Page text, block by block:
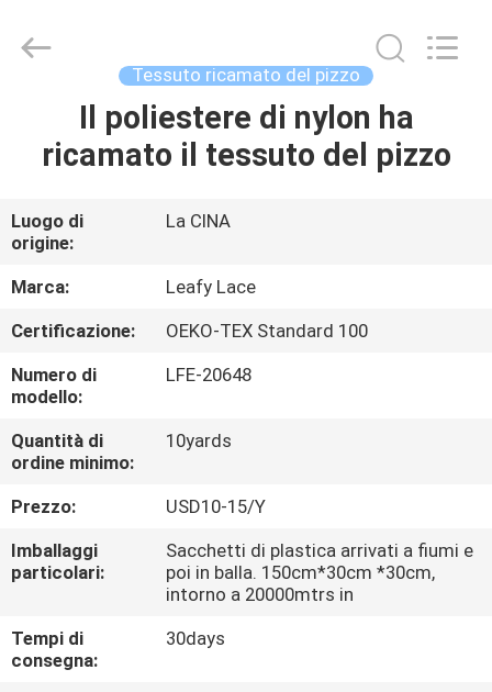
CHI
SIAMO
FATORY
TOUR
CONTROLLO
DI
QUALITÀ
Textiles
Tessuto ricamato del pizzo
Il poliestere di nylon ha
ricamato il tessuto del pizzo
Luogo di
origine:
La CINA
Marca:
Leafy Lace
Certificazione:
OEKO-TEX Standard 100
Numero di
modello:
LFE-20648
Quantità di
ordine minimo:
10yards
Prezzo:
USD10-15/Y
Imballaggi
particolari:
Sacchetti di plastica arrivati a fiumi e
poi in balla. 150cm*30cm *30cm,
intorno a 20000mtrs in
Tempi di
consegna:
30days